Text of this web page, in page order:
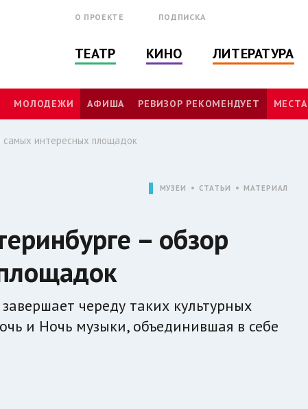
О ПРОЕКТЕ ПОДПИСКА
ТЕАТР КИНО ЛИТЕРАТУРА
МОЛОДЕЖИ АФИША РЕВИЗОР РЕКОМЕНДУЕТ МЕСТА
самых интересных площадок
МУЗЕИ СТАТЬИ МАТЕРИАЛ
– обзор
череду таких культурных
и Ночь музыки, объединившая в себе